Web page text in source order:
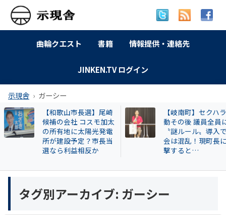
曲輪クエスト 書籍 情報提供・連絡先
JINKEN.TV ログイン
示現舎 ガーシー
【和歌山市長選】尾崎
候補の会社 コスモ加太
の所有地に太陽光発電
所が建設予定？市長当
選なら利益相反か
【岐南町】セクハ
動その後 議員全員
〝謎ルール〟導入
会は混乱！現町長
撃すると…
タグ別アーカイブ: ガーシー